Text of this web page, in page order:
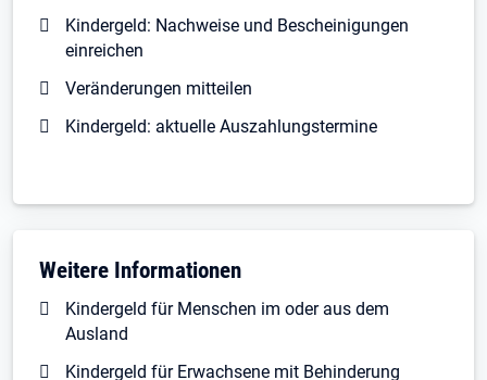
Kindergeld: Nachweise und Bescheinigungen
einreichen
Veränderungen mitteilen
Kindergeld: aktuelle Auszahlungstermine
Weitere Informationen
Kindergeld für Menschen im oder aus dem
Ausland
Kindergeld für Erwachsene mit Behinderung